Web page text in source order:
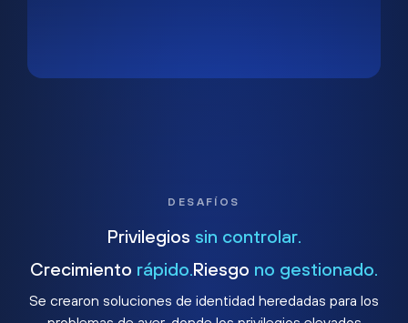
DESAFÍOS
Privilegios sin controlar.
Crecimiento rápido. Riesgo no gestionado.
Se crearon soluciones de identidad heredadas para los